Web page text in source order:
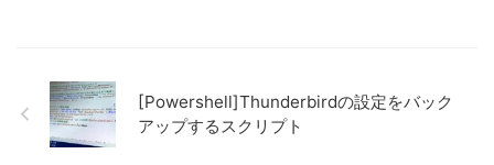
たします。 開発用のWindows 11
上で稼働していた MySQL 8.0 の
環境を別サーバへ移行するため、
[Powershell]Thunderbirdの設定をバック
アップするスクリプト